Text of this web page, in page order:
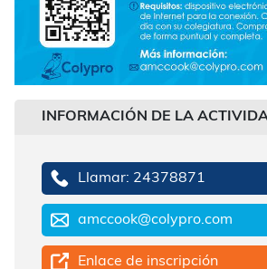
INFORMACIÓN DE LA
Llamar: 24378871
amccook@colypro.com
Enlace de inscripción